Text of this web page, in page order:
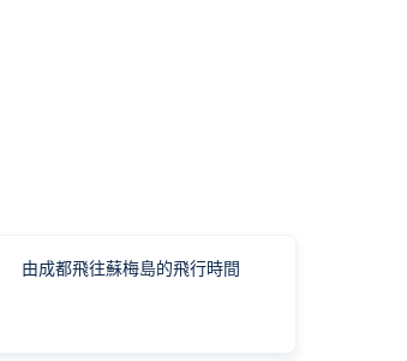
由成都飛往蘇梅島的飛行時間